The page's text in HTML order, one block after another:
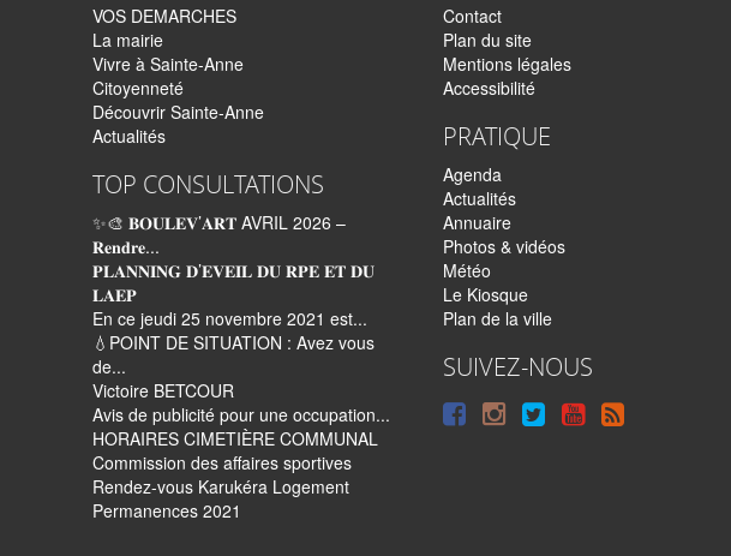
VOS DEMARCHES
La mairie
Vivre à Sainte-Anne
Citoyenneté
Découvrir Sainte-Anne
Actualités
TOP CONSULTATIONS
✨🎨 𝐁𝐎𝐔𝐋𝐄𝐕’𝐀𝐑𝐓 AVRIL 2026 –
𝐑𝐞𝐧𝐝𝐫𝐞...
𝐏𝐋𝐀𝐍𝐍𝐈𝐍𝐆 𝐃’𝐄𝐕𝐄𝐈𝐋 𝐃𝐔 𝐑𝐏𝐄 𝐄𝐓 𝐃𝐔
𝐋𝐀𝐄𝐏
En ce jeudi 25 novembre 2021 est...
💧POINT DE SITUATION : Avez vous
de...
Victoire BETCOUR
Avis de publicité pour une occupation...
HORAIRES CIMETIÈRE COMMUNAL
Commission des affaires sportives
Rendez-vous Karukéra Logement
Permanences 2021
Contact
Plan du site
Mentions légales
Accessibilité
PRATIQUE
Agenda
Actualités
Annuaire
Photos & vidéos
Météo
Le Kiosque
Plan de la ville
SUIVEZ-NOUS
SuivreSuivreSuivreSyndiquer